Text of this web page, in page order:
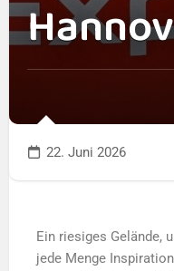
22. Juni 2026
​Ein riesiges Gelände,
jede Menge